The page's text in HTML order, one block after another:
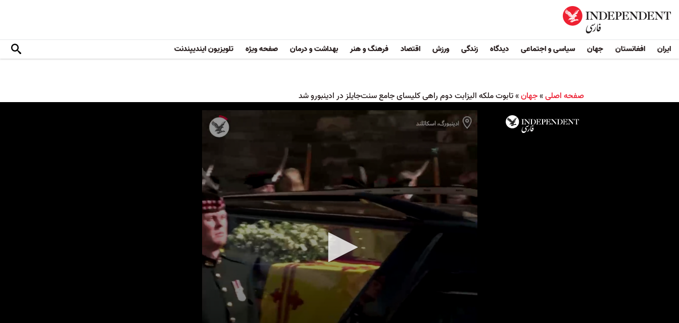
ایران افغانستان جهان سیاسی و اجتماعی دیدگاه زندگی ورزش اقتصاد فرهنگ و هنر بهداشت و درمان صفحه ویژه تلویزیون ایندیپندنت
صفحه اصلی»جهان»تابوت ملکه الیزابت دوم راهی کلیسای جامع سنت‌جایلز در ادینبورو شد